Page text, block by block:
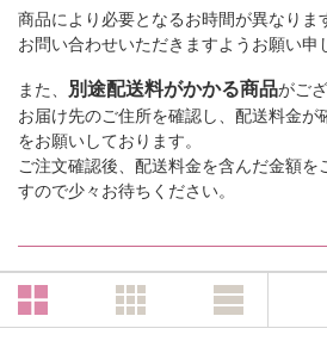
商品により必要となるお時間が異なりま
お問い合わせいただきますようお願い申
また、 別途配送料がかかる商品がご
お届け先のご住所を確認し、配送料金が
をお願いしております。
ご注文確認後、配送料金を含んだ金額を
すので少々お待ちください。